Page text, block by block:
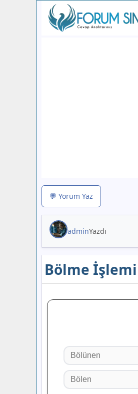
💬 Yorum Yaz
adminYazdı
Bölme İşlemi